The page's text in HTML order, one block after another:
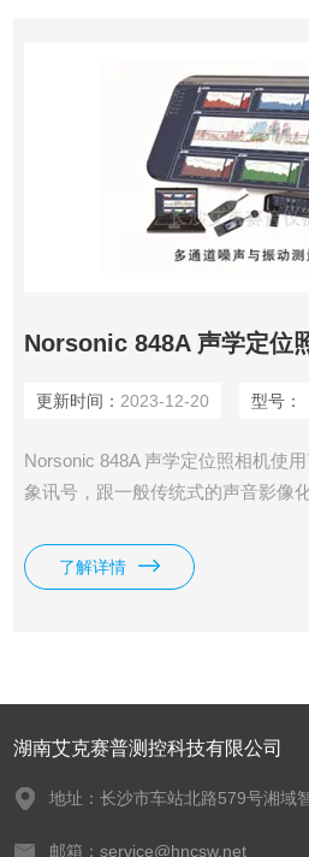
Norsonic 848A 声学定位
更新时间： 2023-12-20 型号：
Norsonic 848A 声学定位照相机使
象讯号，跟一般传统式的声音影像
384三种麦克风尺寸，大声压值
了解详情
湖南艾克赛普测控科技有限公司
地址：长沙市车站北路579号湘域
邮箱：service@hncsw.net